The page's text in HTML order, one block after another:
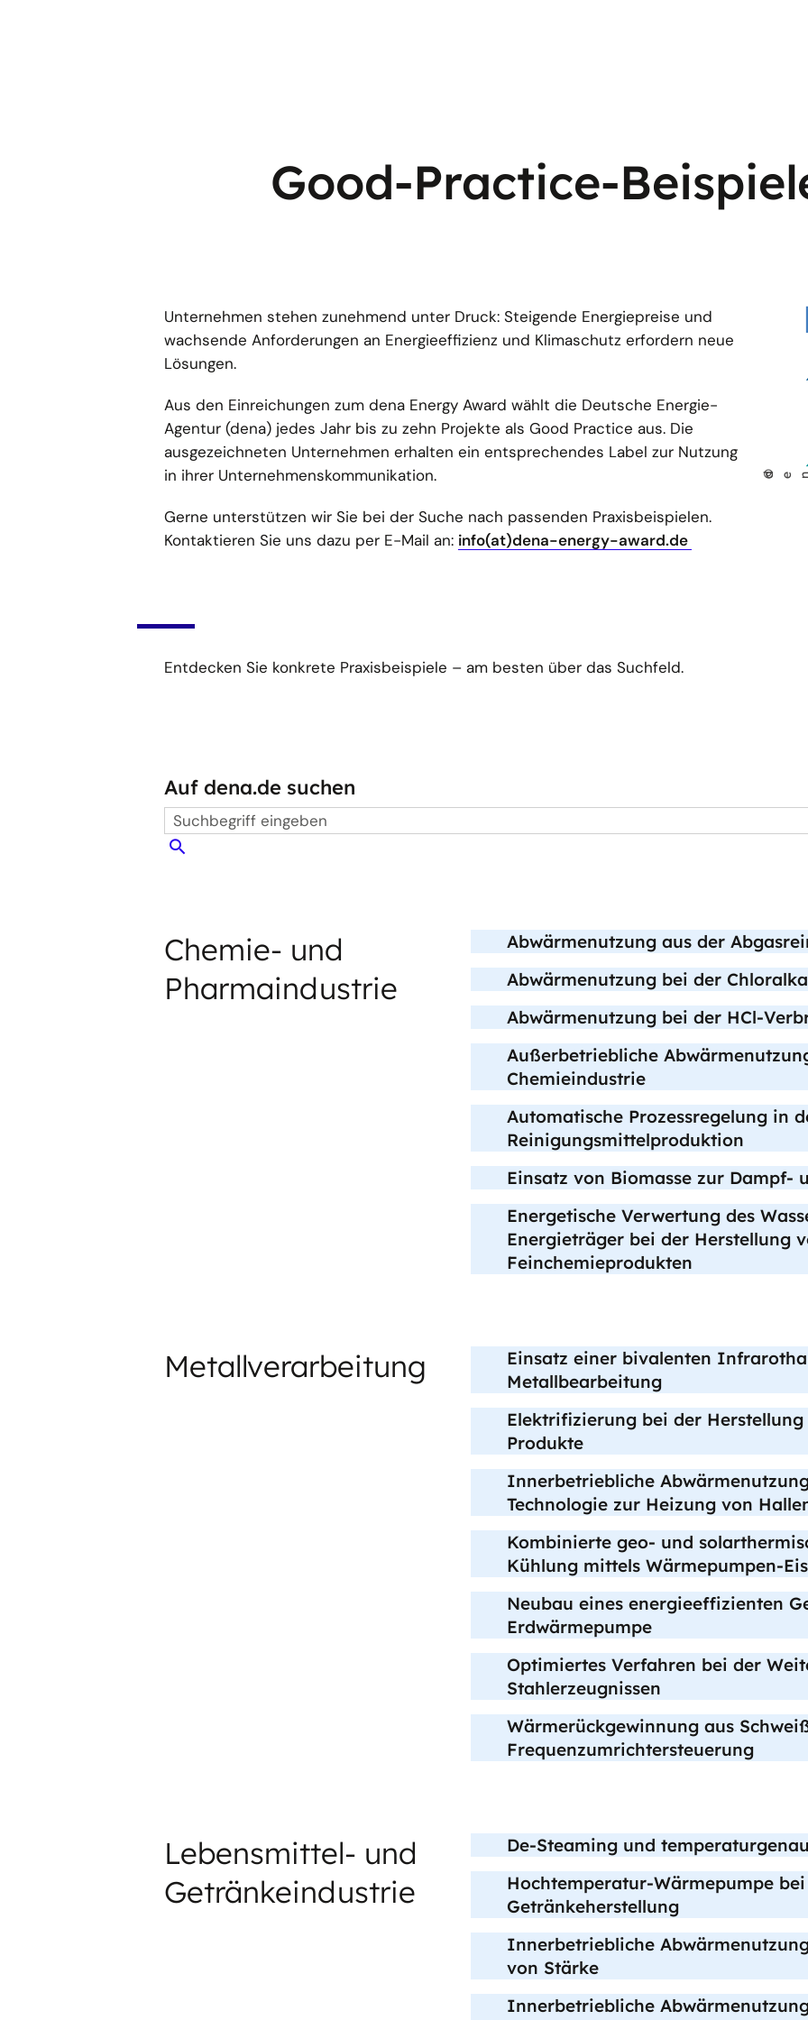
Good-Practice-
Unternehmen stehen zunehmend unter Druck: Steigende Energiepreise und
wachsende Anforderungen an Energieeffizienz und Klimaschutz erfordern neue
Lösungen.
Aus den Einreichungen zum dena Energy Award wählt die Deutsche Energie-
Agentur (dena) jedes Jahr bis zu zehn Projekte als Good Practice aus. Die
ausgezeichneten Unternehmen erhalten ein entsprechendes Label zur Nutzung
in ihrer Unternehmenskommunikation.
Gerne unterstützen wir Sie bei der Suche nach passenden Praxisbeispielen.
Kontaktieren Sie uns dazu per E-Mail an: info(at)dena-energy-award.de
©
Entdecken Sie konkrete Praxisbeispiele – am besten über das Suchfeld.
Auf dena.de suchen
Suchen
Chemie- und
Pharmaindustrie
Abwärmenutzung aus der
Abwärmenutzung bei der
Abwärmenutzung bei der HCl-
Außerbetriebliche
Chemieindustrie
Automatische Prozessregelung in
Reinigungsmittelproduktion
Einsatz von Biomasse zur Dampf-
Energetische Verwertung des
Energieträger bei der Herstellung
Feinchemieprodukten
Metallverarbeitung
Einsatz einer bivalenten
Metallbearbeitung
Elektrifizierung bei der
Produkte
Innerbetriebliche
Technologie zur Heizung von
Kombinierte geo- und
Kühlung mittels Wärmepumpen-
Neubau eines energieeffizienten
Erdwärmepumpe
Optimiertes Verfahren bei der
Stahlerzeugnissen
Wärmerückgewinnung aus
Frequenzumrichtersteuerung
Lebensmittel- und
Getränkeindustrie
De-Steaming und
Hochtemperatur-Wärmepumpe
Getränkeherstellung
Innerbetriebliche
von Stärke
Innerbetriebliche